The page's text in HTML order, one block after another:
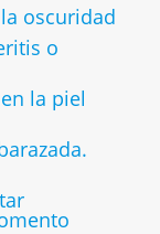
oscuridad
o
la piel